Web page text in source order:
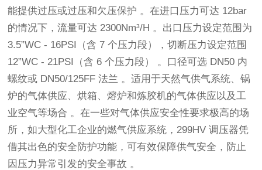
能提供过压或过压和欠压保护 。在进口压力可达 12bar
的情况下，流量可达 2300Nm³/H 。出口压力设定范围为
3.5”WC - 16PSI（含 7 个压力段），切断压力设定范围
12”WC - 21PSI（含 6 个压力段） 。口径可选 DN50 内
螺纹或 DN50/125FF 法兰 。适用于天然气供气系统、锅
炉的气体供应、烘箱、熔炉和炼胶机的气体供应以及工
业空气等场合 。在一些对气体供应安全性要求极高的场
所，如大型化工企业的燃气供应系统，299HV 调压器凭
借其出色的安全防护功能，可有效保障供气安全，防止
因压力异常引发的安全事故 。